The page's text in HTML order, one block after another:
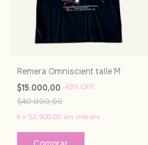
Remera Omniscient talle M
$15.000,00 -63% OFF
$40.000,00
6 x $2.500,00 sin interés